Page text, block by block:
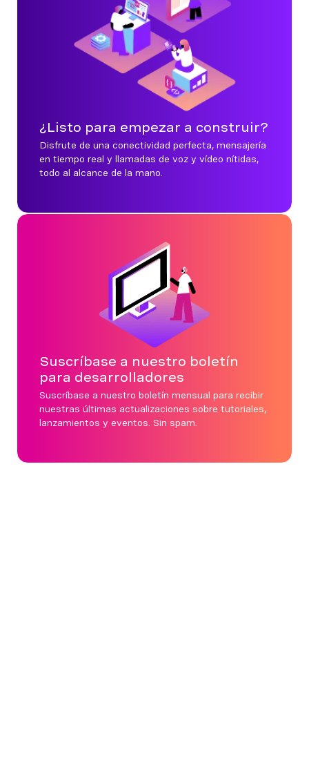
¿Listo para empezar a construir?
Disfrute de una conectividad perfecta, mensajería
en tiempo real y llamadas de voz y vídeo nítidas,
todo al alcance de la mano.
Suscríbase a nuestro boletín
para desarrolladores
Suscríbase a nuestro boletín mensual para recibir
nuestras últimas actualizaciones sobre tutoriales,
lanzamientos y eventos. Sin spam.